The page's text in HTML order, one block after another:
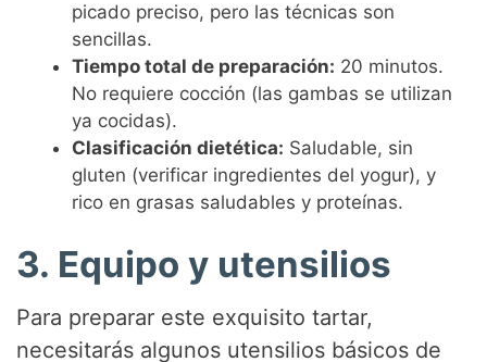
picado preciso, pero las técnicas son
sencillas.
Tiempo total de preparación: 20 minutos.
No requiere cocción (las gambas se utilizan
ya cocidas).
Clasificación dietética: Saludable, sin
gluten (verificar ingredientes del yogur), y
rico en grasas saludables y proteínas.
3. Equipo y utensilios
Para preparar este exquisito tartar,
necesitarás algunos utensilios básicos de